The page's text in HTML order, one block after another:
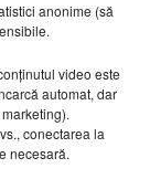
anonime (să
video este
automat, dar
conectarea la
necesară.
64
43